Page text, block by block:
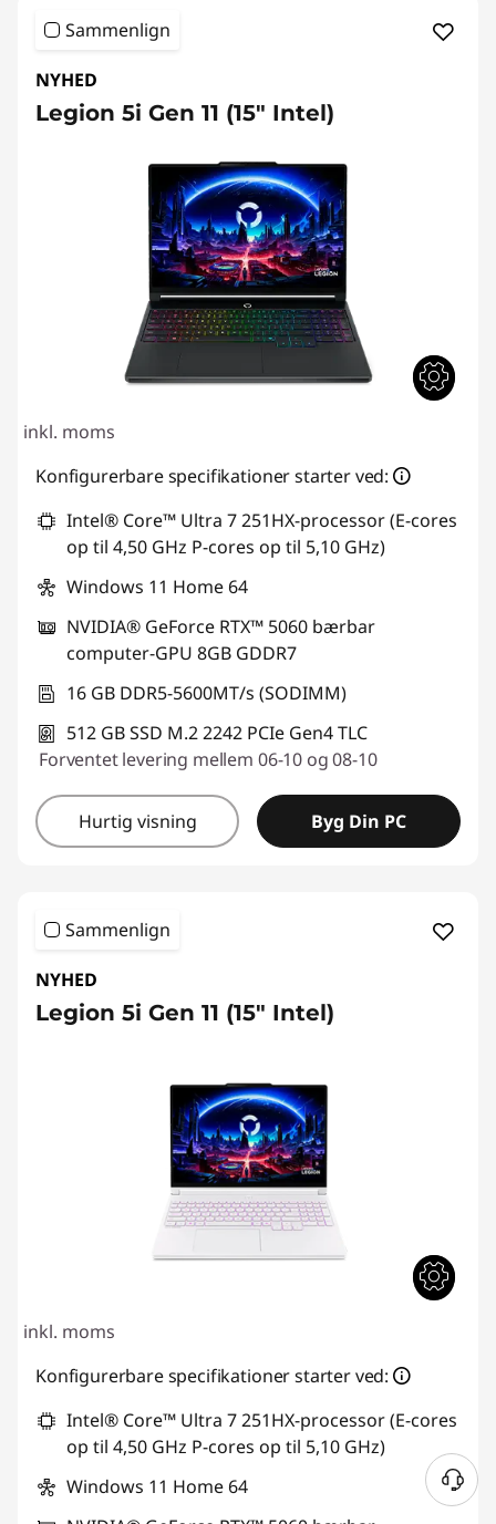
Sammenlign
NYHED
Legion 5i Gen 11 (15″ Intel)
inkl. moms
Konfigurerbare specifikationer starter ved:
Intel® Core™ Ultra 7 251HX-processor (E-cores
op til 4,50 GHz P-cores op til 5,10 GHz)
Windows 11 Home 64
NVIDIA® GeForce RTX™ 5060 bærbar
computer-GPU 8GB GDDR7
16 GB DDR5-5600MT/s (SODIMM)
512 GB SSD M.2 2242 PCIe Gen4 TLC
Forventet levering mellem 06-10 og 08-10
Hurtig visning Byg Din PC
Sammenlign
NYHED
Legion 5i Gen 11 (15″ Intel)
inkl. moms
Konfigurerbare specifikationer starter ved:
Intel® Core™ Ultra 7 251HX-processor (E-cores
op til 4,50 GHz P-cores op til 5,10 GHz)
Windows 11 Home 64